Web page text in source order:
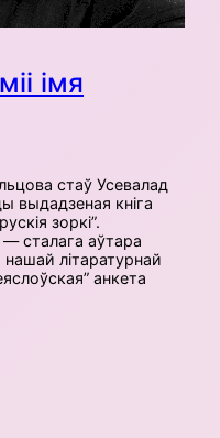
імя
стаў Усевалад
выдадзеная кніга
зоркі”.
сталага аўтара
нашай літаратурнай
анкета